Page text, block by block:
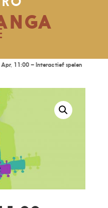
11:00 – Interactief spelen